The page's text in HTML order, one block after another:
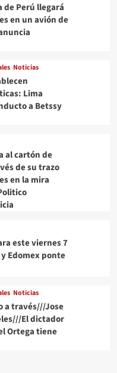
de Perú llegará
en un avión de
Noticias
Lima
a Betssy
al cartón de
de su trazo
en la mira
este viernes 7
Edomex ponte
Noticias
a través///Jose
El dictador
Ortega tiene